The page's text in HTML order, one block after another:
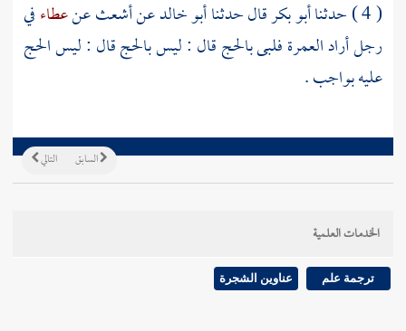
( 4 ) حدثنا
أبو بكرقال حدثناأبو خالدعنأشعثعنعطاءفي
رجل أراد العمرة فلبى بالحج قال : ليس بالحج قال : ليس الحج
عليه بواجب .
التالي السابق
الخدمات العلمية
ترجمة علم عناوين الشجرة